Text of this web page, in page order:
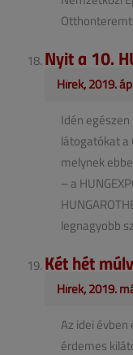
Nyit a 10.
Hírek, 2019.
Idén
látogatókat a
melynek
– a
legnagyobb
Két hét
Hírek, 2019.
Az idei
érdemes